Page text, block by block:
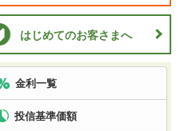
はじめてのお客さまへ
金利一覧
投信基準価額